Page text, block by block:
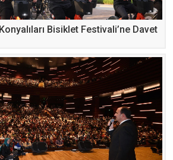
Bisiklet Festivali’ne Davet